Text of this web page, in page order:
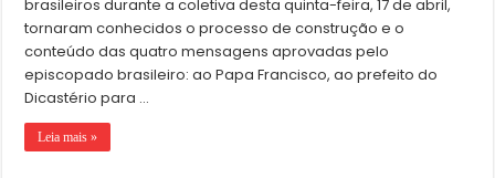
brasileiros durante a coletiva desta quinta-feira, 17 de abril,
tornaram conhecidos o processo de construção e o
conteúdo das quatro mensagens aprovadas pelo
episcopado brasileiro: ao Papa Francisco, ao prefeito do
Dicastério para …
Leia mais »